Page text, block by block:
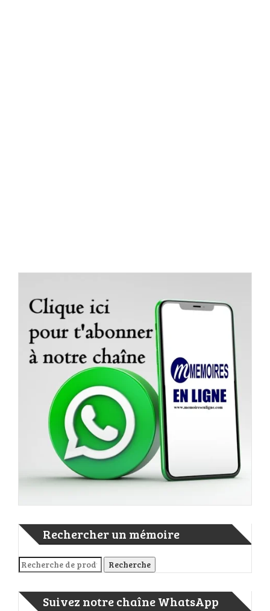
Rechercher un mémoire
Recherche pour : Recherche
Suivez notre chaîne WhatsApp